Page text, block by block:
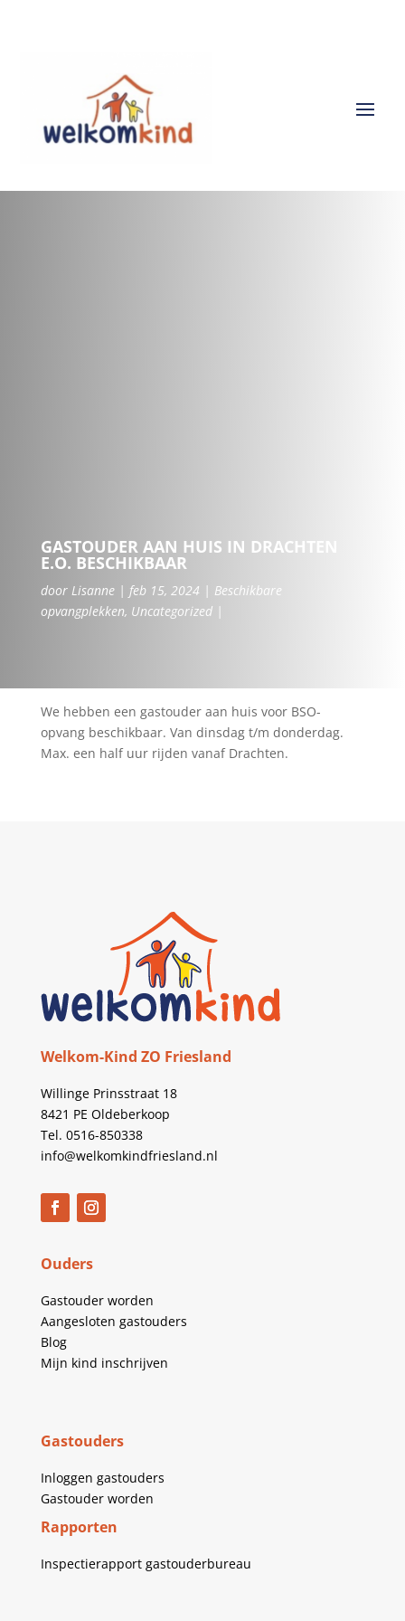
GASTOUDER AAN HUIS IN DRACHTEN
E.O. BESCHIKBAAR
door Lisanne feb 15, 2024
Beschikbare
opvangplekken, Uncategorized
We hebben een gastouder aan huis voor BSO-
opvang beschikbaar. Van dinsdag t/m donderdag.
Max. een half uur rijden vanaf Drachten.
Welkom-Kind ZO Friesland
Willinge Prinsstraat 18
8421 PE Oldeberkoop
Tel. 0516-850338
info@welkomkindfriesland.nl
Ouders
Gastouder worden
Aangesloten gastouders
Blog
Mijn kind inschrijven
Gastouders
Inloggen gastouders
Gastouder worden
Rapporten
Inspectierapport gastouderbureau